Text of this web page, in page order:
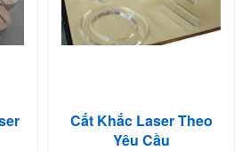
Cắt Khắc Laser Theo
Yêu Cầu